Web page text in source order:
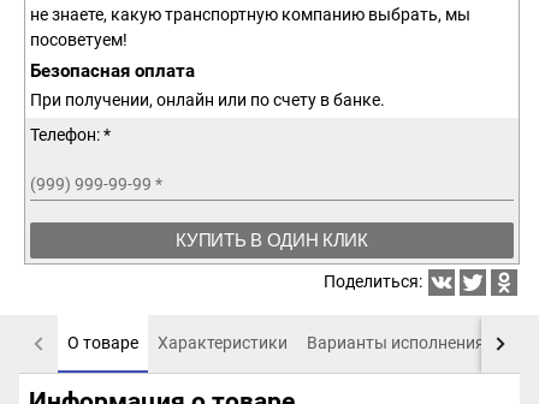
не знаете, какую транспортную компанию выбрать, мы
посоветуем!
Безопасная оплата
При получении, онлайн или по счету в банке.
Телефон: *
(999) 999-99-99 *
КУПИТЬ В ОДИН КЛИК
Поделиться:
О товаре Характеристики Варианты исполнения